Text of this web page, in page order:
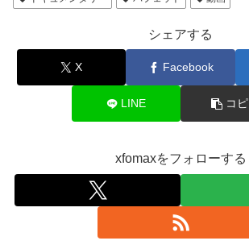
シェアする
X Facebook
LINE コ
xfomaxをフォローする